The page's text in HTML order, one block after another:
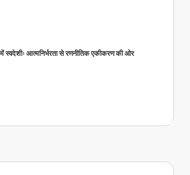
स्वदेशीः आत्मनिर्भरता से रणनीतिक एकीकरण की ओर